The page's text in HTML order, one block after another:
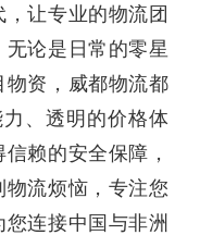
让专业的物流团
论是日常的零星
资，威都物流都
力、透明的价格体
赖的安全保障，
流烦恼，专注您
连接中国与非洲